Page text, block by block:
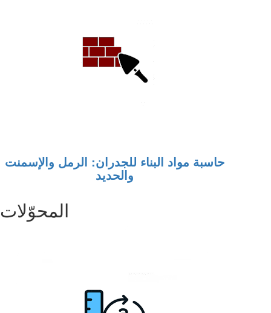
حاسبة مواد البناء للجدران: الرمل والإسمنت
والحديد
المحوّلات